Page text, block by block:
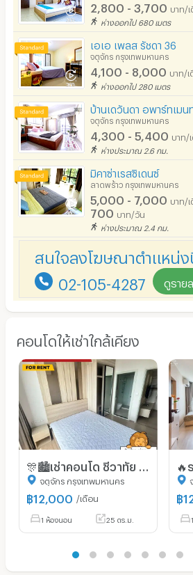
2,800 - 3,700 บาท/
ห่างออกไป 680 เมตร
เอเอ เพลส รัชดา 36
จตุจักร กรุงเทพมหานคร
4,100 - 8,000 บาท/เ
ห่างออกไป 280 เมตร
บ้านเดวันดา อพาร์ทเมน
จตุจักร กรุงเทพมหานคร
4,300 - 5,400 บาท/
ห่างประมาณ 2.6 กม.
มิคาซ่าเรสซิเดนซ์
ลาดพร้าว กรุงเทพมหานคร
5,000 - 7,000 บาท/
700 บาท/วัน
ห่างประมาณ 2.4 กม.
สนใจลงโฆษณาตำแหน่ง
02-105-4287 ดูราย
คอนโดให้เช่าใกล้เคียง
จตุจักร กรุงเทพมหานคร
฿12,000 /เดือน
1 ห้องนอน 25 ตร.ม.
฿